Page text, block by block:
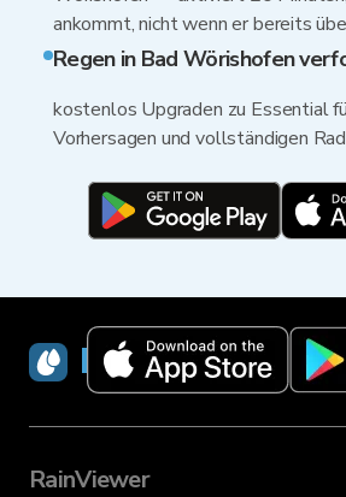
ankommt, nicht wenn er bereits
Regen in Bad Wörishofen
kostenlos Upgraden zu Essential
Vorhersagen und vollständigen
RainViewer
RainViewer